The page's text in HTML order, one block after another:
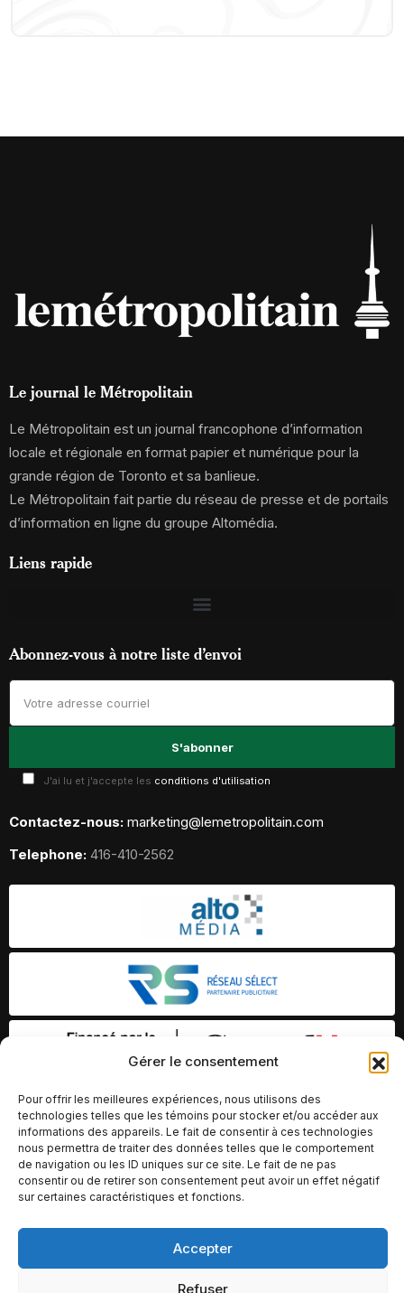
Gérer le consentement
Pour offrir les meilleures expériences, nous utilisons des
technologies telles que les témoins pour stocker et/ou accéder aux
informations des appareils. Le fait de consentir à ces technologies
nous permettra de traiter des données telles que le comportement
de navigation ou les ID uniques sur ce site. Le fait de ne pas
consentir ou de retirer son consentement peut avoir un effet négatif
sur certaines caractéristiques et fonctions.
Accepter
Refuser
Le journal le Métropolitain
Le Métropolitain est un journal francophone d’information
locale et régionale en format papier et numérique pour la
grande région de Toronto et sa banlieue.
Le Métropolitain fait partie du réseau de presse et de portails
d’information en ligne du groupe Altomédia.
Liens rapide
Abonnez-vous à notre liste d’envoi
J'ai lu et j'accepte les conditions d'utilisation
Contactez-nous: marketing@lemetropolitain.com
Telephone: 416-410-2562
© Copyright 2026 – Altomédia Inc |
Ce site internet a été conçu et développé par Chameleon Ideas